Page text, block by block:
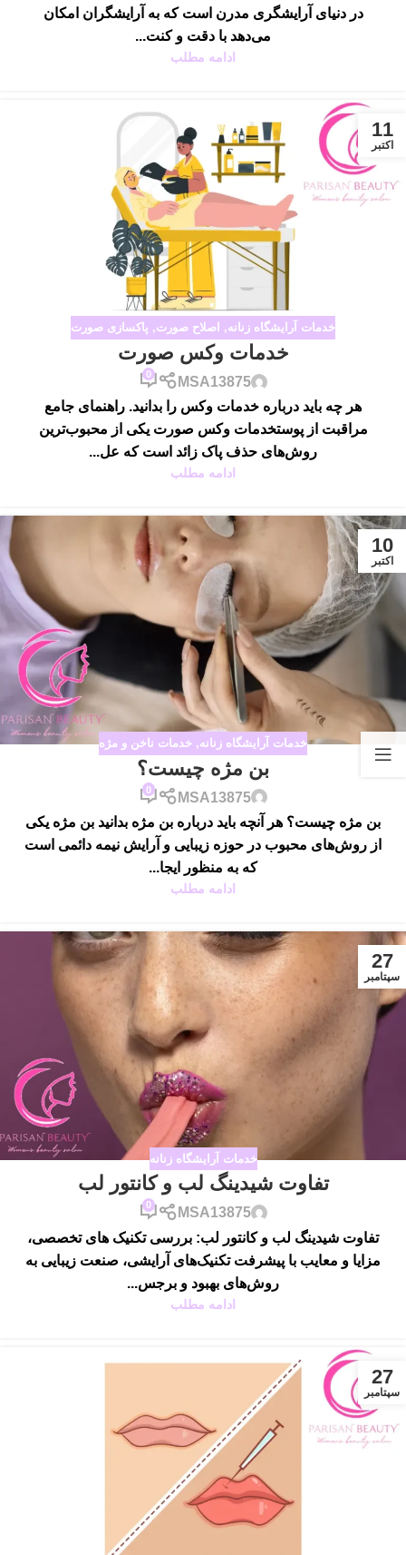
در دنیای آرایشگری مدرن است که به آرایشگران امکان
می‌دهد با دقت و کنت...
ادامه مطلب
11
اکتبر
خدمات آرایشگاه زنانه, اصلاح صورت, پاکسازی صورت
خدمات وکس صورت
MSA13875
0
هر چه باید درباره خدمات وکس را بدانید. راهنمای جامع
مراقبت از پوستخدمات وکس صورت یکی از محبوب‌ترین
روش‌های حذف پاک زائد است که عل...
ادامه مطلب
10
اکتبر
خدمات آرایشگاه زنانه, خدمات ناخن و مژه
بن مژه چیست؟
MSA13875
0
بن مژه چیست؟ هر آنچه باید درباره بن مژه بدانید بن مژه یکی
از روش‌های محبوب در حوزه زیبایی و آرایش نیمه دائمی است
که به منظور ایجا...
ادامه مطلب
27
سپتامبر
خدمات آرایشگاه زنانه
تفاوت شیدینگ لب و کانتور لب
MSA13875
0
تفاوت شیدینگ لب و کانتور لب: بررسی تکنیک های تخصصی،
مزایا و معایب با پیشرفت تکنیک‌های آرایشی، صنعت زیبایی به
روش‌های بهبود و برجس...
ادامه مطلب
27
سپتامبر